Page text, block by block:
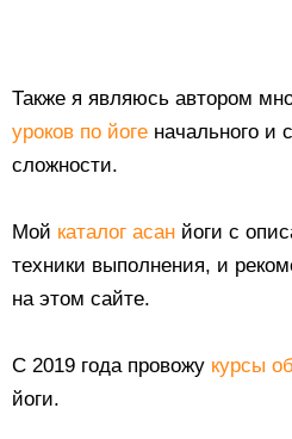
Также я являюсь автором
уроков по йоге начального и
сложности.
Мой каталог асан йоги с
техники выполнения, и
на этом сайте.
С 2019 года провожу курсы
йоги.